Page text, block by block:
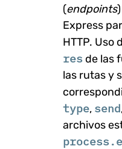
(endpoints
Express
HTTP. Uso
res de las
las rutas y
type, send
archivos